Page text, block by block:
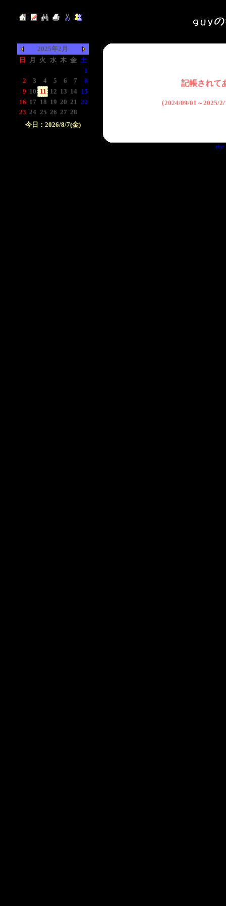
2025年2月
日
月 火 水 木 金 土
1
2
3 4 5 6 7
8
9 10 11 12 13 14 15
16 17 18 19 20 21 22
23 24 25 26 27 28
今日：2026/8/7(金)
記帳されて
（2024/09/01～2025/
the